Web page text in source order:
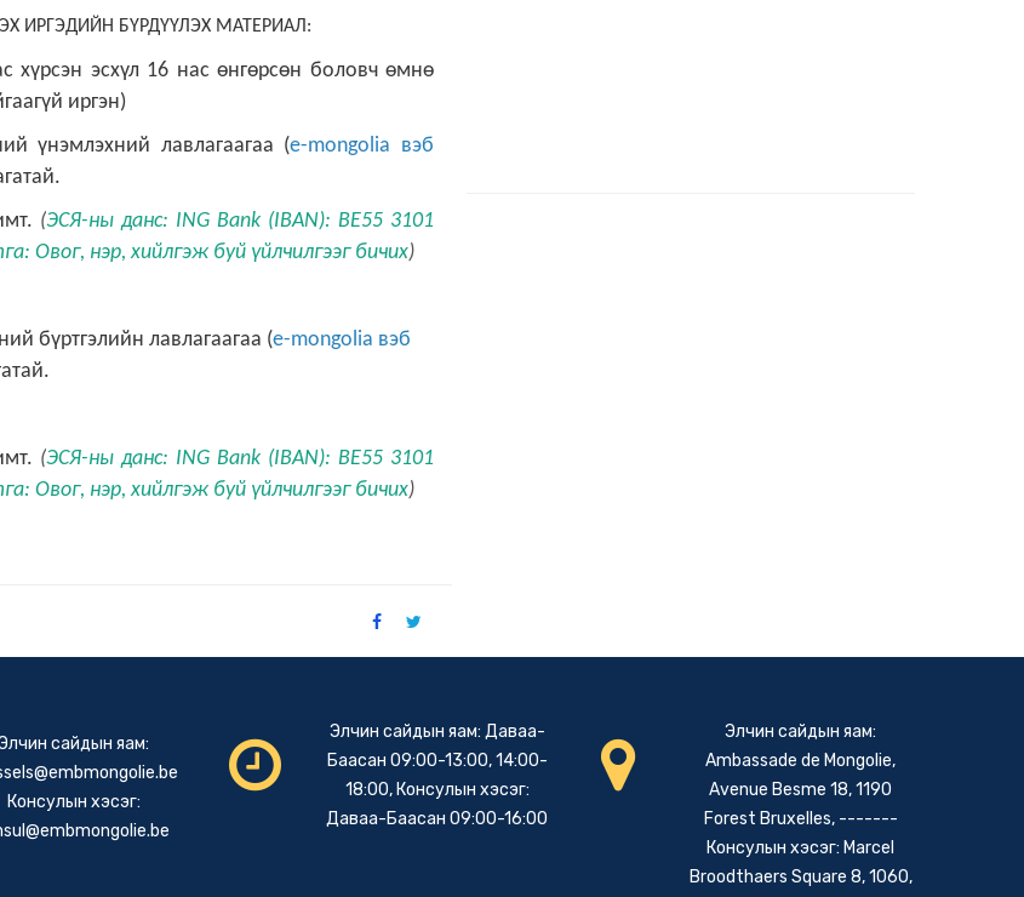
ИРГЭДИЙН БҮРДҮҮЛЭХ МАТЕРИАЛ:
хүрсэн эсхүл 16 нас өнгөрсөн боловч өмнө
иргэн)
үнэмлэхний лавлагаагаа (е-mongolia вэб
(ЭСЯ-ны данс: ING Bank (IBAN): BE55 3101
Овог, нэр, хийлгэж буй үйлчилгээг бичих)
бүртгэлийн лавлагаагаа (е-mongolia вэб
(ЭСЯ-ны данс: ING Bank (IBAN): BE55 3101
Овог, нэр, хийлгэж буй үйлчилгээг бичих)
сайдын яам:
Консулын хэсэг:
Элчин сайдын яам: Даваа-
Баасан 09:00-13:00, 14:00-
18:00, Консулын хэсэг:
Даваа-Баасан 09:00-16:00
Элчин сайдын яам:
Ambassade de Mongolie,
Avenue Besme 18, 1190
Forest Bruxelles, -------
Консулын хэсэг: Marcel
Broodthaers Square 8, 1060,